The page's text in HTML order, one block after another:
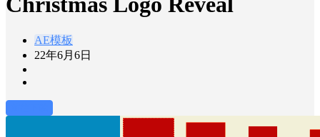
AE模板
22年6月6日